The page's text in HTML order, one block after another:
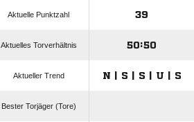
Aktuelle Punktzahl 39
Aktuelles Torverhältnis 50:50
Aktueller Trend N | S | S | U | S
Bester Torjäger (Tore)